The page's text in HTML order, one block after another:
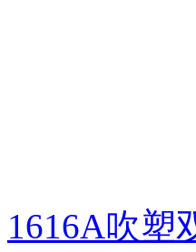
1616A吹塑